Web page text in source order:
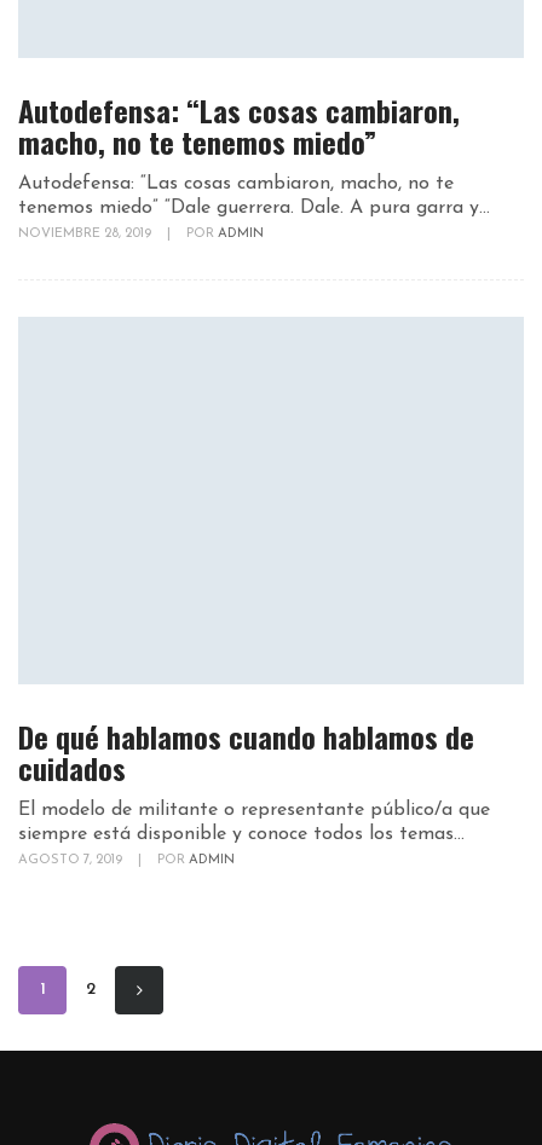
Autodefensa: “Las cosas cambiaron,
macho, no te tenemos miedo”
Autodefensa: “Las cosas cambiaron, macho, no te
tenemos miedo” “Dale guerrera. Dale. A pura garra y...
NOVIEMBRE 28, 2019 POR ADMIN
De qué hablamos cuando hablamos de
cuidados
El modelo de militante o representante público/a que
siempre está disponible y conoce todos los temas...
AGOSTO 7, 2019 POR ADMIN
1 2